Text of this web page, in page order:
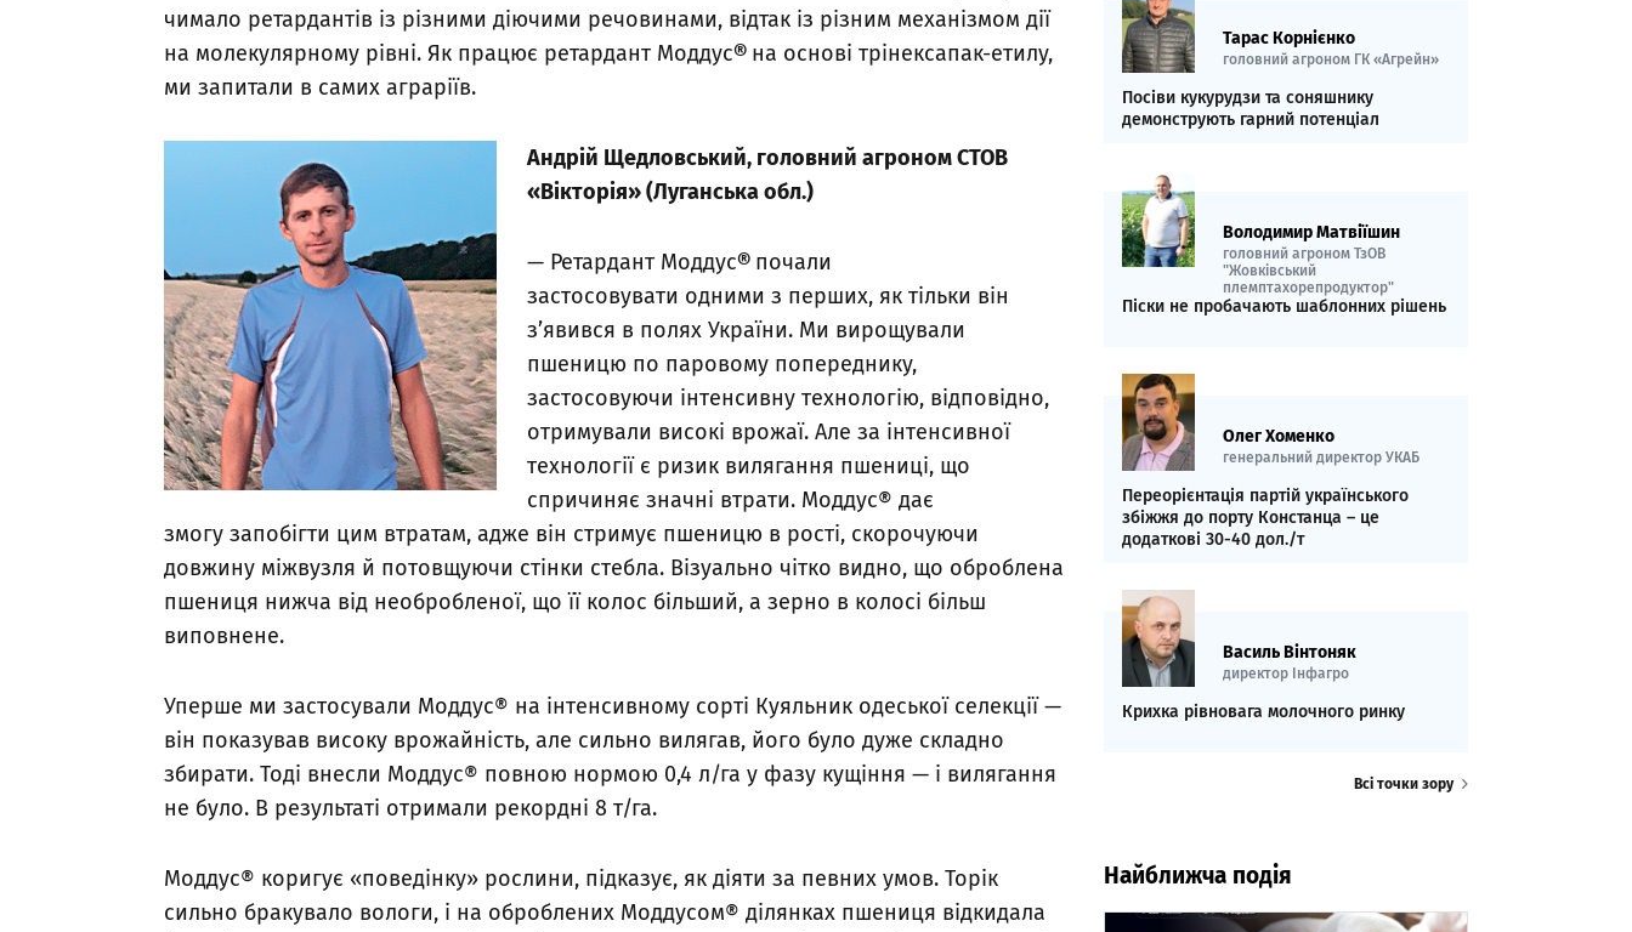
чимало ретардантів із різними діючими речовинами, відтак із різним механізмом дії
на молекулярному рівні. Як працює ретардант Моддус® на основі трінексапак-етилу,
ми запитали в самих аграріїв.
Андрій Щедловський, головний агроном СТОВ
«Вікторія» (Луганська обл.)
— Ретардант Моддус® почали
застосовувати одними з перших, як тільки він
з’явився в полях України. Ми вирощували
пшеницю по паровому попереднику,
застосовуючи інтенсивну технологію, відповідно,
отримували високі врожаї. Але за інтенсивної
технології є ризик вилягання пшениці, що
спричиняє значні втрати. Моддус® дає
змогу запобігти цим втратам, адже він стримує пшеницю в рості, скорочуючи
довжину міжвузля й потовщуючи стінки стебла. Візуально чітко видно, що оброблена
пшениця нижча від необробленої, що її колос більший, а зерно в колосі більш
виповнене.
Уперше ми застосували Моддус® на інтенсивному сорті Куяльник одеської селекції —
він показував високу врожайність, але сильно вилягав, його було дуже складно
збирати. Тоді внесли Моддус® повною нормою 0,4 л/га у фазу кущіння — і вилягання
не було. В результаті отримали рекордні 8 т/га.
Моддус® коригує «поведінку» рослини, підказує, як діяти за певних умов. Торік
сильно бракувало вологи, і на оброблених Моддусом® ділянках пшениця відкидала
Тарас Корнієнко
головний агроном ГК «Агрейн»
Посіви кукурудзи та соняшнику
демонструють гарний потенціал
Володимир Матвіїшин
головний агроном ТзОВ
"Жовківський
племптахорепродуктор"
Піски не пробачають шаблонних рішень
Олег Хоменко
генеральний директор УКАБ
Переорієнтація партій українського
збіжжя до порту Констанца – це
додаткові 30-40 дол./т
Василь Вінтоняк
директор Інфагро
Крихка рівновага молочного ринку
Всі точки зору
Найближча подія